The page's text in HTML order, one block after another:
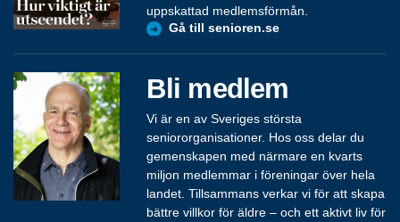
uppskattad medlemsförmån.
Gå till senioren.se
Bli medlem
Vi är en av Sveriges största
seniororganisationer. Hos oss delar du
gemenskapen med närmare en kvarts
miljon medlemmar i föreningar över hela
landet. Tillsammans verkar vi för att skapa
bättre villkor för äldre – och ett aktivt liv för